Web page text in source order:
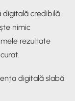
credibilă
nimic
rezultate
digitală slabă